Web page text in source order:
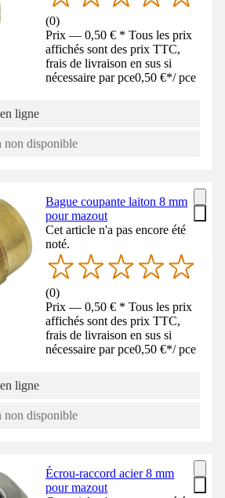
(0)
Prix — 0,50 € * Tous les prix
affichés sont des prix TTC,
frais de livraison en sus si
nécessaire par pce0,50 €*/ pce
ligne
non disponible
Bague coupante laiton 8 mm
pour mazout
Cet article n'a pas encore été
noté.
(0)
Prix — 0,50 € * Tous les prix
affichés sont des prix TTC,
frais de livraison en sus si
nécessaire par pce0,50 €*/ pce
ligne
non disponible
Écrou-raccord acier 8 mm
pour mazout